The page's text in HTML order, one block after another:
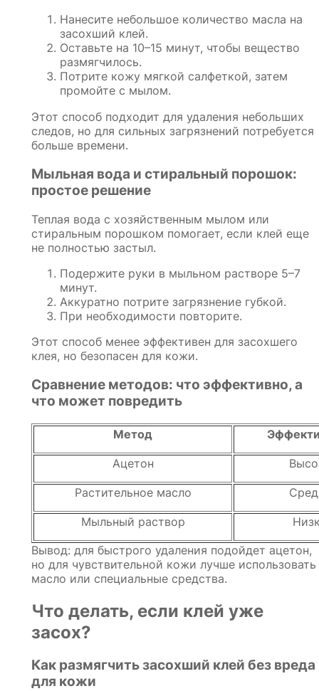
Нанесите небольшое количество масла на
засохший клей.
Оставьте на 10–15 минут, чтобы вещество
размягчилось.
Потрите кожу мягкой салфеткой, затем
промойте с мылом.
Этот способ подходит для удаления небольших
следов, но для сильных загрязнений потребуется
больше времени.
Мыльная вода и стиральный порошок:
простое решение
Теплая вода с хозяйственным мылом или
стиральным порошком помогает, если клей еще
не полностью застыл.
Подержите руки в мыльном растворе 5–7
минут.
Аккуратно потрите загрязнение губкой.
При необходимости повторите.
Этот способ менее эффективен для засохшего
клея, но безопасен для кожи.
Сравнение методов: что эффективно, а
что может повредить
Метод
Ацетон
Растительное масло
Мыльный раствор
Вывод: для быстрого удаления подойдет ацетон,
но для чувствительной кожи лучше использовать
масло или специальные средства.
Что делать, если клей уже
засох?
Как размягчить засохший клей без вреда
для кожи